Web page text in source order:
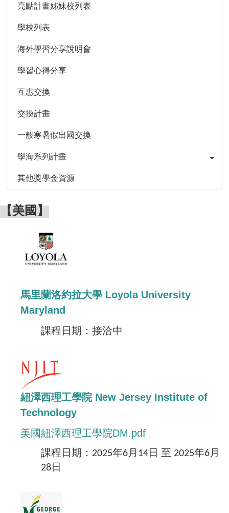
亮點計畫姊妹校列表
學校列表
海外學習分享說明會
學習心得分享
互惠交換
交換計畫
一般寒暑假出國交換
學海系列計畫
其他獎學金資源
【美國】
馬里蘭洛約拉大學 Loyola University
Maryland
課程日期：接洽中
紐澤西理工學院 New Jersey Institute of
Technology
美國紐澤西理工學院DM.pdf
課程日期：2025年6月14日 至 2025年6月
28日